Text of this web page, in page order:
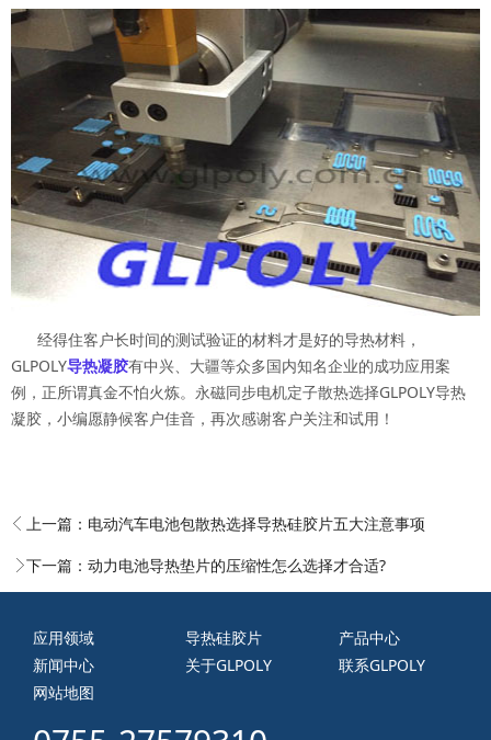
经得住客户长时间的测试验证的材料才是好的导热材料，
GLPOLY导热凝胶有中兴、大疆等众多国内知名企业的成功应用案
例，正所谓真金不怕火炼。永磁同步电机定子散热选择GLPOLY导热
凝胶，小编愿静候客户佳音，再次感谢客户关注和试用！
上一篇： 电动汽车电池包散热选择导热硅胶片五大注意事项
下一篇： 动力电池导热垫片的压缩性怎么选择才合适?
应用领域 导热硅胶片
产品中心
新闻中心
关于GLPOLY
联系GLPOLY
网站地图